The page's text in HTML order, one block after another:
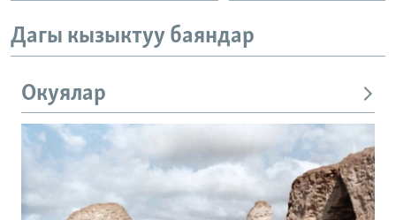
Дагы кызыктуу баяндар
Окуялар